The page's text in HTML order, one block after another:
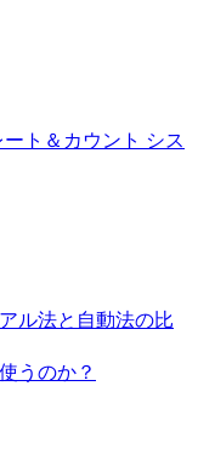
ート＆カウント シス
ル法と自動法の比
うのか？